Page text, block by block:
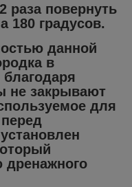
раза повернуть
180 градусов.
данной
в
не закрывают
для
дренажного